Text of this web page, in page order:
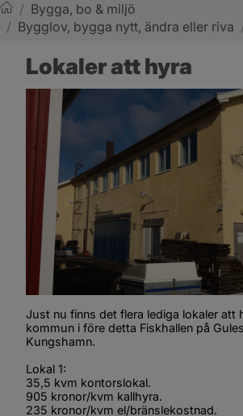
Sotenäs kommun
/ Bygga, bo & miljö
/ Bygglov, bygga nytt, ändra eller riva
Lokaler att hyra
Just nu finns det flera lediga lokaler att
kommun i före detta Fiskhallen på
Kungshamn.
Lokal 1:
35,5 kvm kontorslokal.
905 kronor/kvm kallhyra.
235 kronor/kvm el/bränslekostnad.